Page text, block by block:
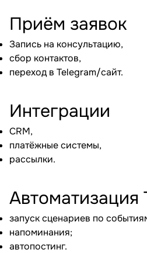
Приём заявок
Запись на консультацию,
сбор контактов,
переход в Telegram/сайт.
Интеграции
CRM,
платёжные системы,
рассылки.
Автоматизация
запуск сценариев по
напоминания;
автопостинг.